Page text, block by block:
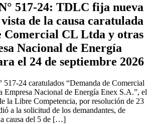
517-24: TDLC fija nueva
de la causa caratulada
Comercial CL Ltda y otras
Nacional de Energía
el 24 de septiembre 2026
24 caratulados “Demanda de Comercial
Empresa Nacional de Energía Enex S.A.”, el
la Libre Competencia, por resolución de 23
a la solicitud de los demandantes, de
causa del 5 de […]